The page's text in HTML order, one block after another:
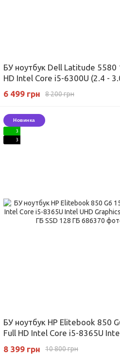
БУ ноутбук Dell Latitude 5580
HD Intel Core i5-6300U (2.4 -
Intel HD Graphics 520 RAM 4 ГБ
ГБ
8 200 грн
6 499 грн
Новинка
3
3
БУ ноутбук HP Elitebook 850
Full HD Intel Core i5-8365U
10 800 грн
8 399 грн